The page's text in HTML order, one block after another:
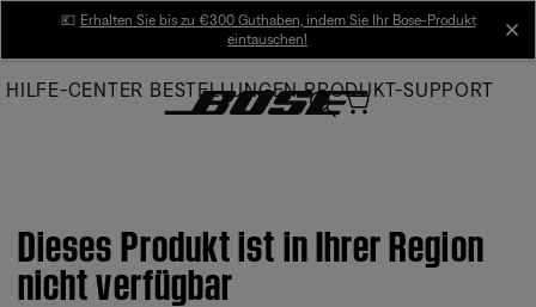
Main
💶 Erhalten Sie bis zu €300 Guthaben, indem Sie Ihr Bose-Produkt
eintauschen!
HILFE-CENTER BESTELLUNGEN PRODUKT-SUPPORT
Dieses Produkt ist in Ihrer Region
nicht verfügbar